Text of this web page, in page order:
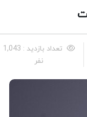
تعداد بازدید : 1,043
نفر